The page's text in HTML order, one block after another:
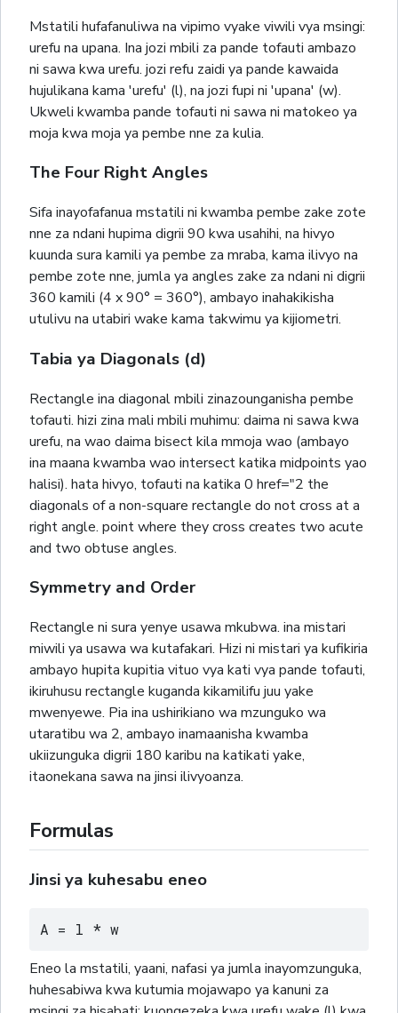
Mstatili hufafanuliwa na vipimo vyake viwili vya msingi:
urefu na upana. Ina jozi mbili za pande tofauti ambazo
ni sawa kwa urefu. jozi refu zaidi ya pande kawaida
hujulikana kama 'urefu' (l), na jozi fupi ni 'upana' (w).
Ukweli kwamba pande tofauti ni sawa ni matokeo ya
moja kwa moja ya pembe nne za kulia.
The Four Right Angles
Sifa inayofafanua mstatili ni kwamba pembe zake zote
nne za ndani hupima digrii 90 kwa usahihi, na hivyo
kuunda sura kamili ya pembe za mraba, kama ilivyo na
pembe zote nne, jumla ya angles zake za ndani ni digrii
360 kamili (4 x 90° = 360°), ambayo inahakikisha
utulivu na utabiri wake kama takwimu ya kijiometri.
Tabia ya Diagonals (d)
Rectangle ina diagonal mbili zinazounganisha pembe
tofauti. hizi zina mali mbili muhimu: daima ni sawa kwa
urefu, na wao daima bisect kila mmoja wao (ambayo
ina maana kwamba wao intersect katika midpoints yao
halisi). hata hivyo, tofauti na katika 0 href="2 the
diagonals of a non-square rectangle do not cross at a
right angle. point where they cross creates two acute
and two obtuse angles.
Symmetry and Order
Rectangle ni sura yenye usawa mkubwa. ina mistari
miwili ya usawa wa kutafakari. Hizi ni mistari ya kufikiria
ambayo hupita kupitia vituo vya kati vya pande tofauti,
ikiruhusu rectangle kuganda kikamilifu juu yake
mwenyewe. Pia ina ushirikiano wa mzunguko wa
utaratibu wa 2, ambayo inamaanisha kwamba
ukiizunguka digrii 180 karibu na katikati yake,
itaonekana sawa na jinsi ilivyoanza.
Formulas
Jinsi ya kuhesabu eneo
A = l * w
Eneo la mstatili, yaani, nafasi ya jumla inayomzunguka,
huhesabiwa kwa kutumia mojawapo ya kanuni za